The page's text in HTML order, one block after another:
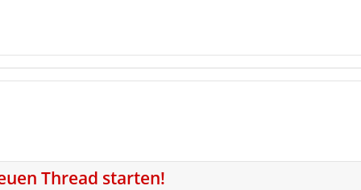
Thread starten!